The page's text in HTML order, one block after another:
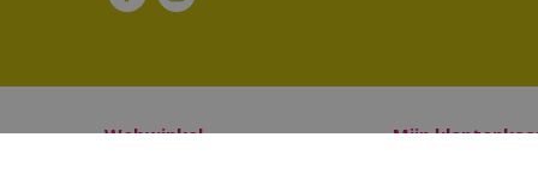
Webwinkel Mijn